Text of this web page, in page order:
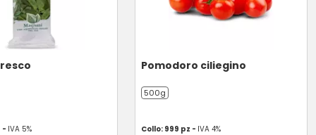
- IVA 5%
Pomodoro ciliegino
500g
Collo: 999 pz - IVA 4%